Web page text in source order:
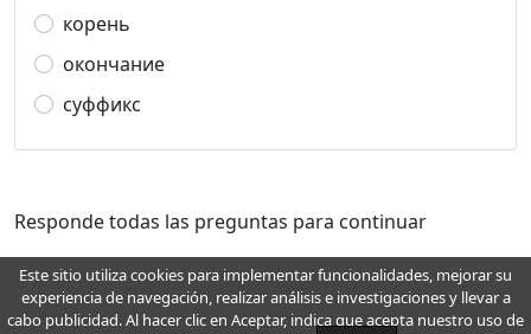
корень
окончание
суффикс
Responde todas las preguntas para continuar
Para cualquier pregunta, deseo, recomendación, error y mejora, escriba a
info@wellemo.com
Este sitio utiliza cookies para implementar funcionalidades, mejorar su
experiencia de navegación, realizar análisis e investigaciones y llevar a
cabo publicidad. Al hacer clic en Aceptar, indica que acepta nuestro uso de